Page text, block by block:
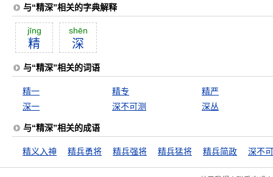
与“精深”相关的字典解释
jīng
精
shēn
深
与“精深”相关的词语
精一 精专
精严
深一
深不可测 深丛
与“精深”相关的成语
精义入神 精兵勇将 精兵强将 精兵猛将 精兵简政 深不